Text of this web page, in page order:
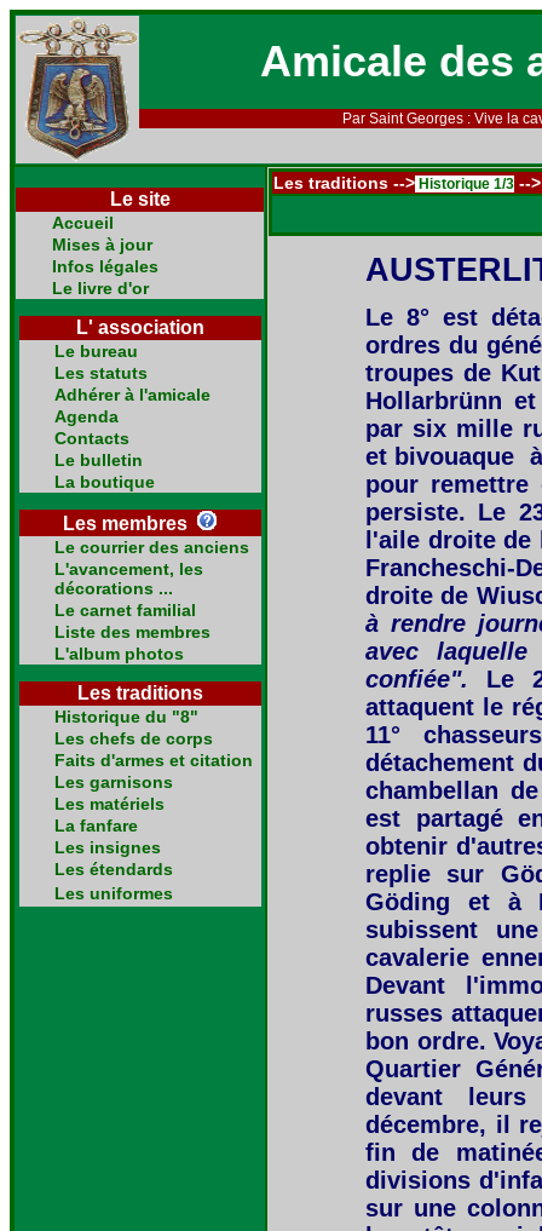
Amicale des
Par Saint Georges : Vive la
Le site
Accueil
Mises à jour
Infos légales
Le livre d'or
L' association
Le bureau
Les statuts
Adhérer à l'amicale
Agenda
Contacts
Le bulletin
La boutique
Les membres
Le courrier des anciens
L'avancement, les
décorations ...
Le carnet familial
Liste des membres
L'album photos
Les traditions
Historique du "8"
Les chefs de corps
Faits d'armes et citation
Les garnisons
Les matériels
La fanfare
Les insignes
Les étendards
Les uniformes
Les traditions --> Historique 1/3 --
Le 8° est
ordres du
troupes de
Hollarbrünn
par six mille
et bivouaque
pour
persiste. Le
l'aile droite
Francheschi-
droite de
à rendre
avec
confiée". Le
attaquent le
11°
détachement
chambellan
est partagé
obtenir
replie sur
Göding et à
subissent
cavalerie
Devant
russes
bon ordre.
Quartier
devant
décembre, il
fin de
divisions
sur une